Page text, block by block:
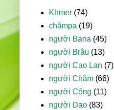
Khmer (74)
chămpa (19)
người Bana (45)
người Brâu (13)
người Cao Lan (7)
người Chăm (66)
người Cống (11)
người Dao (83)